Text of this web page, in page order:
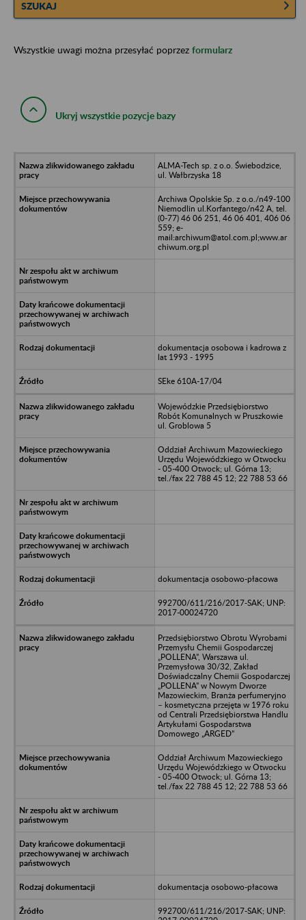
SZUKAJ
Wszystkie uwagi można przesyłać poprzez formularz
Ukryj wszystkie pozycje bazy
ALMA-Tech sp. z o.o. Świebodzice,
ul. Wałbrzyska 18
Archiwa Opolskie Sp. z o.o./n49-100
Niemodlin ul.Korfantego/n42 A, tel.
(0-77) 46 06 251, 46 06 401, 406 06
559; e-
mail:archiwum@atol.com.pl;www.ar
chiwum.org.pl
dokumentacja osobowa i kadrowa z
lat 1993 - 1995
SEke 610A-17/04
Wojewódzkie Przedsiębiorstwo
Robót Komunalnych w Pruszkowie
ul. Groblowa 5
Oddział Archiwum Mazowieckiego
Urzędu Wojewódzkiego w Otwocku
- 05-400 Otwock; ul. Górna 13;
tel./fax 22 788 45 12; 22 788 53 66
dokumentacja osobowo-płacowa
992700/611/216/2017-SAK; UNP:
2017-00024720
Przedsiębiorstwo Obrotu Wyrobami
Przemysłu Chemii Gospodarczej
„POLLENA”, Warszawa ul.
Przemysłowa 30/32, Zakład
Doświadczalny Chemii Gospodarczej
„POLLENA” w Nowym Dworze
Mazowieckim, Branża perfumeryjno
– kosmetyczna przejęta w 1976 roku
od Centrali Przedsiębiorstwa Handlu
Artykułami Gospodarstwa
Domowego „ARGED”
Oddział Archiwum Mazowieckiego
Urzędu Wojewódzkiego w Otwocku
- 05-400 Otwock; ul. Górna 13;
tel./fax 22 788 45 12; 22 788 53 66
dokumentacja osobowo-płacowa
992700/611/216/2017-SAK; UNP: